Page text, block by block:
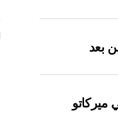
بعد
ميركاتو